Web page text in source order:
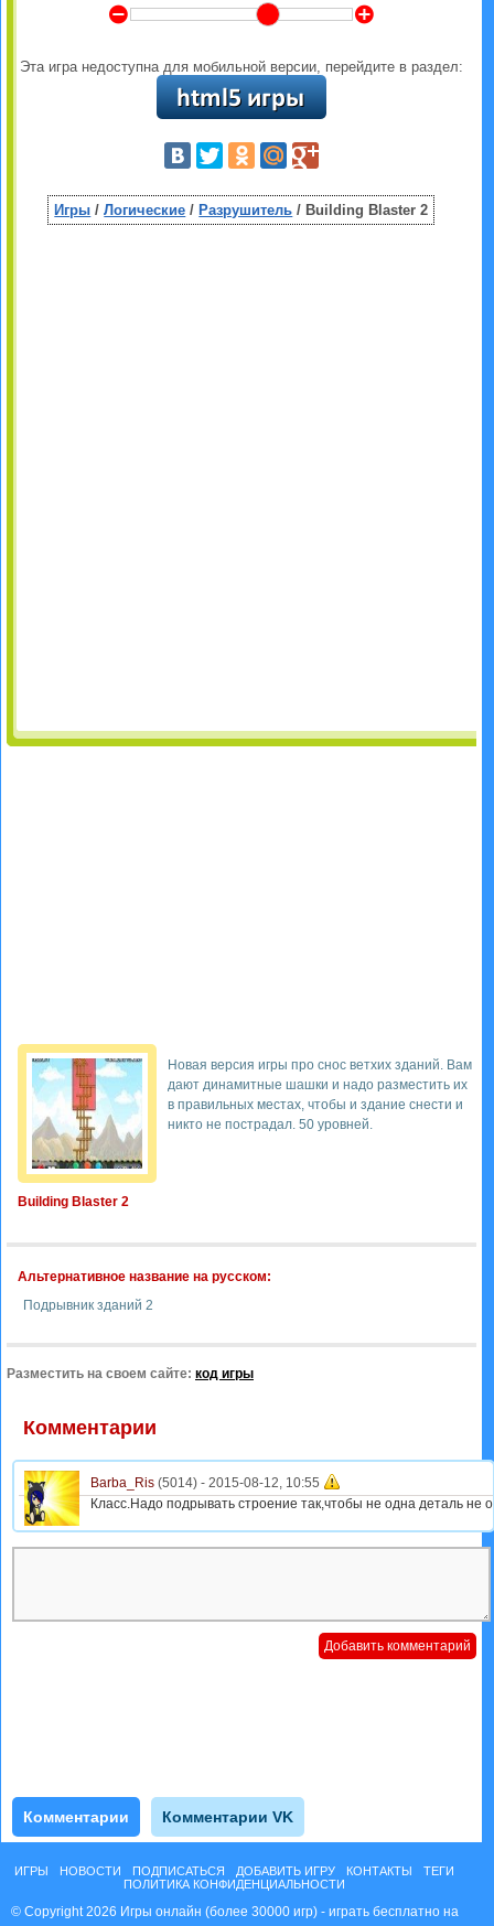
Y Z
Эта игра недоступна для мобильной версии, перейдите в раздел:
Игры /Логические / Разрушитель / Building Blaster 2
Building Blaster 2
Новая версия игры про снос ветхих зданий. Вам
дают динамитные шашки и надо разместить их
в правильных местах, чтобы и здание снести и
никто не пострадал. 50 уровней.
Альтернативное название на русском:
Подрывник зданий 2
Разместить на своем сайте: код игры
Комментарии
Barba_Ris (5014) - 2015-08-12, 10:55
Класс.Надо подрывать строение так,чтобы не одна деталь не
Комментарии Комментарии VK
ИГРЫ НОВОСТИ ПОДПИСАТЬСЯ ДОБАВИТЬ ИГРУ КОНТАКТЫ
ТЕГИ
ПОЛИТИКА КОНФИДЕНЦИАЛЬНОСТИ
© Copyright 2026 Игры онлайн (более 30000 игр) - играть бесплатно на